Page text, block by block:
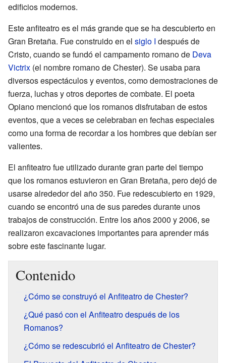
edificios modernos.
Este anfiteatro es el más grande que se ha descubierto en
Gran Bretaña. Fue construido en el siglo I después de
Cristo, cuando se fundó el campamento romano de Deva
Victrix (el nombre romano de Chester). Se usaba para
diversos espectáculos y eventos, como demostraciones de
fuerza, luchas y otros deportes de combate. El poeta
Opiano mencionó que los romanos disfrutaban de estos
eventos, que a veces se celebraban en fechas especiales
como una forma de recordar a los hombres que debían ser
valientes.
El anfiteatro fue utilizado durante gran parte del tiempo
que los romanos estuvieron en Gran Bretaña, pero dejó de
usarse alrededor del año 350. Fue redescubierto en 1929,
cuando se encontró una de sus paredes durante unos
trabajos de construcción. Entre los años 2000 y 2006, se
realizaron excavaciones importantes para aprender más
sobre este fascinante lugar.
Contenido
¿Cómo se construyó el Anfiteatro de Chester?
¿Qué pasó con el Anfiteatro después de los
Romanos?
¿Cómo se redescubrió el Anfiteatro de Chester?